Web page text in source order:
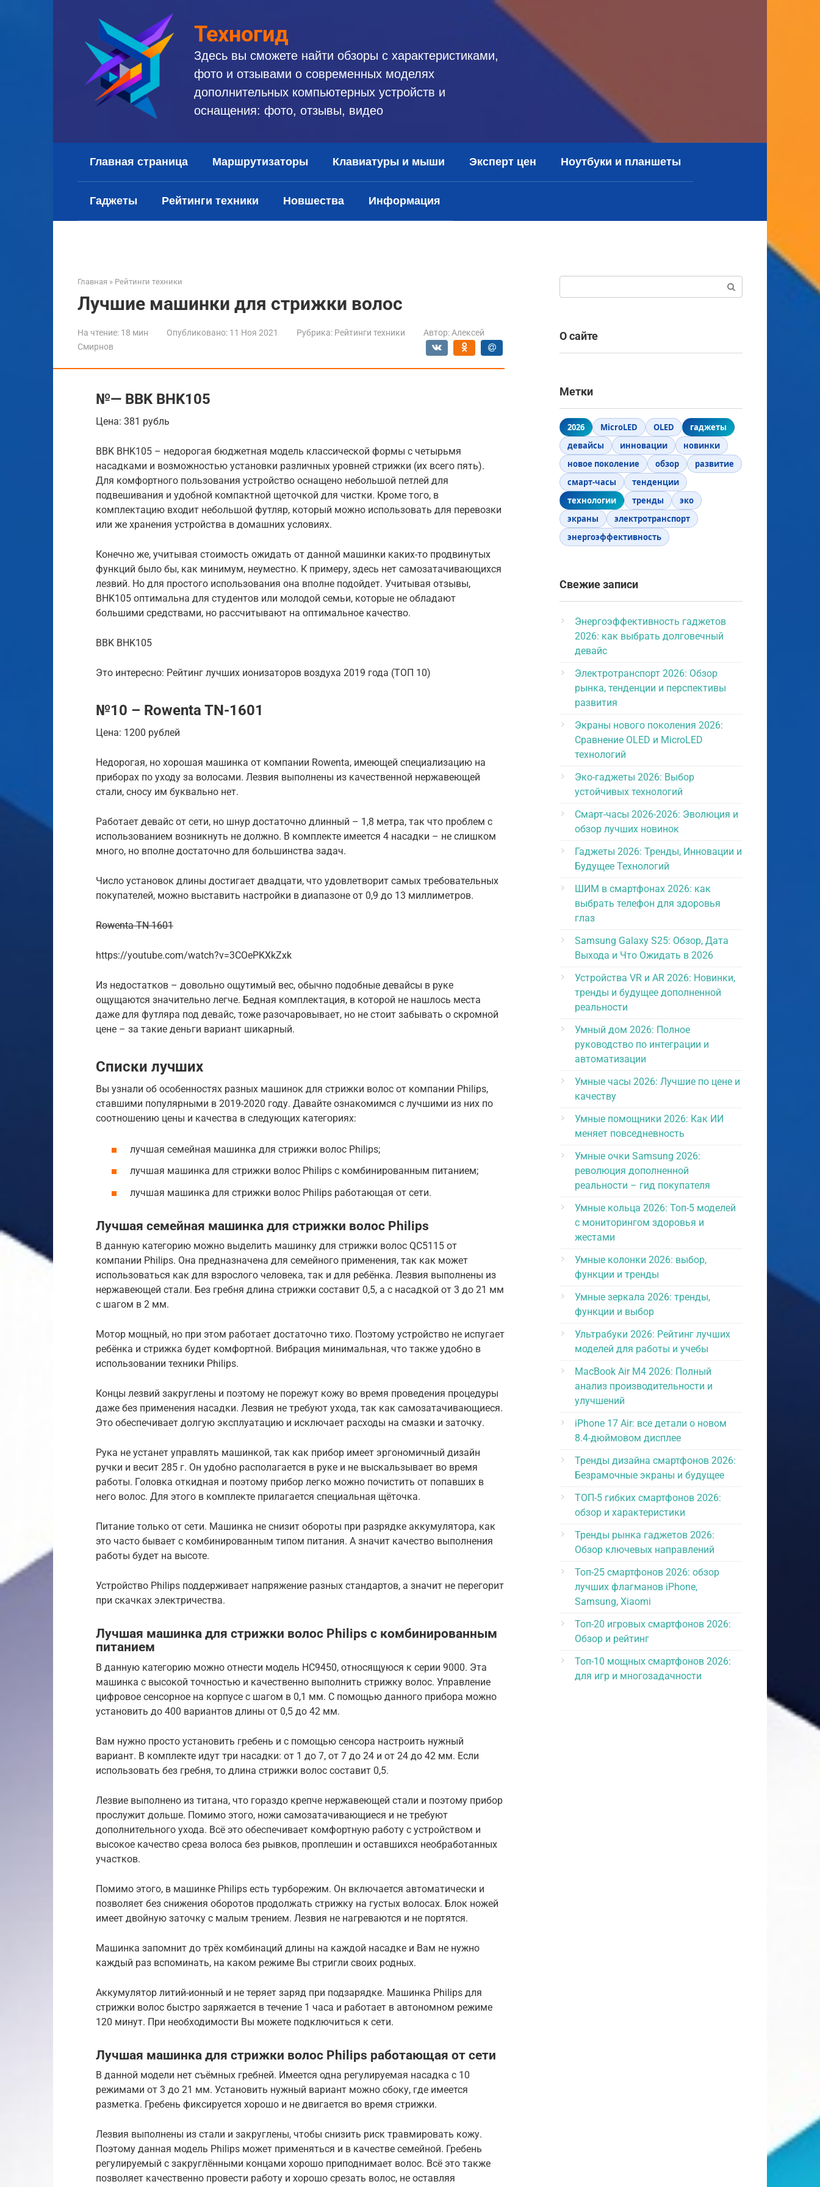
Техногид
Здесь вы сможете найти обзоры с характеристиками,
фото и отзывами о современных моделях
дополнительных компьютерных устройств и
оснащения: фото, отзывы, видео
Главная страница Маршрутизаторы Клавиатуры и мыши Эксперт цен Ноутбуки и планшеты
Гаджеты Рейтинги техники Новшества Информация
Главная » Рейтинги техники
Лучшие машинки для стрижки волос
На чтение: 18 мин Опубликовано: 11 Ноя 2021 Рубрика: Рейтинги техники Автор: Алексей
Смирнов
№— BBK BHK105
Цена: 381 рубль
BBK BHK105 – недорогая бюджетная модель классической формы с четырьмя
насадками и возможностью установки различных уровней стрижки (их всего пять).
Для комфортного пользования устройство оснащено небольшой петлей для
подвешивания и удобной компактной щеточкой для чистки. Кроме того, в
комплектацию входит небольшой футляр, который можно использовать для перевозки
или же хранения устройства в домашних условиях.
Конечно же, учитывая стоимость ожидать от данной машинки каких-то продвинутых
функций было бы, как минимум, неуместно. К примеру, здесь нет самозатачивающихся
лезвий. Но для простого использования она вполне подойдет. Учитывая отзывы,
BHK105 оптимальна для студентов или молодой семьи, которые не обладают
большими средствами, но рассчитывают на оптимальное качество.
BBK BHK105
Это интересно: Рейтинг лучших ионизаторов воздуха 2019 года (ТОП 10)
№10 – Rowenta TN-1601
Цена: 1200 рублей
Недорогая, но хорошая машинка от компании Rowenta, имеющей специализацию на
приборах по уходу за волосами. Лезвия выполнены из качественной нержавеющей
стали, сносу им буквально нет.
Работает девайс от сети, но шнур достаточно длинный – 1,8 метра, так что проблем с
использованием возникнуть не должно. В комплекте имеется 4 насадки – не слишком
много, но вполне достаточно для большинства задач.
Число установок длины достигает двадцати, что удовлетворит самых требовательных
покупателей, можно выставить настройки в диапазоне от 0,9 до 13 миллиметров.
Rowenta TN-1601
https://youtube.com/watch?v=3COePKXkZxk
Из недостатков – довольно ощутимый вес, обычно подобные девайсы в руке
ощущаются значительно легче. Бедная комплектация, в которой не нашлось места
даже для футляра под девайс, тоже разочаровывает, но не стоит забывать о скромной
цене – за такие деньги вариант шикарный.
Списки лучших
Вы узнали об особенностях разных машинок для стрижки волос от компании Philips,
ставшими популярными в 2019-2020 году. Давайте ознакомимся с лучшими из них по
соотношению цены и качества в следующих категориях:
лучшая семейная машинка для стрижки волос Philips;
лучшая машинка для стрижки волос Philips с комбинированным питанием;
лучшая машинка для стрижки волос Philips работающая от сети.
Лучшая семейная машинка для стрижки волос Philips
В данную категорию можно выделить машинку для стрижки волос QC5115 от
компании Philips. Она предназначена для семейного применения, так как может
использоваться как для взрослого человека, так и для ребёнка. Лезвия выполнены из
нержавеющей стали. Без гребня длина стрижки составит 0,5, а с насадкой от 3 до 21 мм
с шагом в 2 мм.
Мотор мощный, но при этом работает достаточно тихо. Поэтому устройство не испугает
ребёнка и стрижка будет комфортной. Вибрация минимальная, что также удобно в
использовании техники Philips.
Концы лезвий закруглены и поэтому не порежут кожу во время проведения процедуры
даже без применения насадки. Лезвия не требуют ухода, так как самозатачивающиеся.
Это обеспечивает долгую эксплуатацию и исключает расходы на смазки и заточку.
Рука не устанет управлять машинкой, так как прибор имеет эргономичный дизайн
ручки и весит 285 г. Он удобно располагается в руке и не выскальзывает во время
работы. Головка откидная и поэтому прибор легко можно почистить от попавших в
него волос. Для этого в комплекте прилагается специальная щёточка.
Питание только от сети. Машинка не снизит обороты при разрядке аккумулятора, как
это часто бывает с комбинированным типом питания. А значит качество выполнения
работы будет на высоте.
Устройство Philips поддерживает напряжение разных стандартов, а значит не перегорит
при скачках электричества.
Лучшая машинка для стрижки волос Philips с комбинированным
питанием
В данную категорию можно отнести модель HC9450, относящуюся к серии 9000. Эта
машинка с высокой точностью и качественно выполнить стрижку волос. Управление
цифровое сенсорное на корпусе с шагом в 0,1 мм. С помощью данного прибора можно
установить до 400 вариантов длины от 0,5 до 42 мм.
Вам нужно просто установить гребень и с помощью сенсора настроить нужный
вариант. В комплекте идут три насадки: от 1 до 7, от 7 до 24 и от 24 до 42 мм. Если
использовать без гребня, то длина стрижки волос составит 0,5.
Лезвие выполнено из титана, что гораздо крепче нержавеющей стали и поэтому прибор
прослужит дольше. Помимо этого, ножи самозатачивающиеся и не требуют
дополнительного ухода. Всё это обеспечивает комфортную работу с устройством и
высокое качество среза волоса без рывков, проплешин и оставшихся необработанных
участков.
Помимо этого, в машинке Philips есть турборежим. Он включается автоматически и
позволяет без снижения оборотов продолжать стрижку на густых волосах. Блок ножей
имеет двойную заточку с малым трением. Лезвия не нагреваются и не портятся.
Машинка запомнит до трёх комбинаций длины на каждой насадке и Вам не нужно
каждый раз вспоминать, на каком режиме Вы стригли своих родных.
Аккумулятор литий-ионный и не теряет заряд при подзарядке. Машинка Philips для
стрижки волос быстро заряжается в течение 1 часа и работает в автономном режиме
120 минут. При необходимости Вы можете подключиться к сети.
Лучшая машинка для стрижки волос Philips работающая от сети
В данной модели нет съёмных гребней. Имеется одна регулируемая насадка с 10
режимами от 3 до 21 мм. Установить нужный вариант можно сбоку, где имеется
разметка. Гребень фиксируется хорошо и не двигается во время стрижки.
Лезвия выполнены из стали и закруглены, чтобы снизить риск травмировать кожу.
Поэтому данная модель Philips может применяться и в качестве семейной. Гребень
регулируемый с закруглёнными концами хорошо приподнимает волос. Всё это также
позволяет качественно провести работу и хорошо срезать волос, не оставляя
О сайте
Метки
2026 MicroLED OLED
гаджеты
девайсы
инновации
новинки
новое поколение
обзор
развитие
смарт-часы
тенденции
технологии
тренды
эко
экраны
электротранспорт
энергоэффективность
Свежие записи
Энергоэффективность гаджетов
2026: как выбрать долговечный
девайс
Электротранспорт 2026: Обзор
рынка, тенденции и перспективы
развития
Экраны нового поколения 2026:
Сравнение OLED и MicroLED
технологий
Эко-гаджеты 2026: Выбор
устойчивых технологий
Смарт-часы 2026-2026: Эволюция и
обзор лучших новинок
Гаджеты 2026: Тренды, Инновации и
Будущее Технологий
ШИМ в смартфонах 2026: как
выбрать телефон для здоровья
глаз
Samsung Galaxy S25: Обзор, Дата
Выхода и Что Ожидать в 2026
Устройства VR и AR 2026: Новинки,
тренды и будущее дополненной
реальности
Умный дом 2026: Полное
руководство по интеграции и
автоматизации
Умные часы 2026: Лучшие по цене и
качеству
Умные помощники 2026: Как ИИ
меняет повседневность
Умные очки Samsung 2026:
революция дополненной
реальности – гид покупателя
Умные кольца 2026: Топ-5 моделей
с мониторингом здоровья и
жестами
Умные колонки 2026: выбор,
функции и тренды
Умные зеркала 2026: тренды,
функции и выбор
Ультрабуки 2026: Рейтинг лучших
моделей для работы и учебы
MacBook Air M4 2026: Полный
анализ производительности и
улучшений
iPhone 17 Air: все детали о новом
8.4-дюймовом дисплее
Тренды дизайна смартфонов 2026:
Безрамочные экраны и будущее
ТОП-5 гибких смартфонов 2026:
обзор и характеристики
Тренды рынка гаджетов 2026:
Обзор ключевых направлений
Топ-25 смартфонов 2026: обзор
лучших флагманов iPhone,
Samsung, Xiaomi
Топ-20 игровых смартфонов 2026:
Обзор и рейтинг
Топ-10 мощных смартфонов 2026:
для игр и многозадачности